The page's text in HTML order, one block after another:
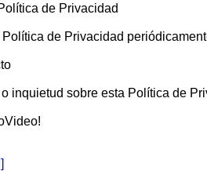
de Privacidad
de Privacidad
inquietud sobre esta Política de